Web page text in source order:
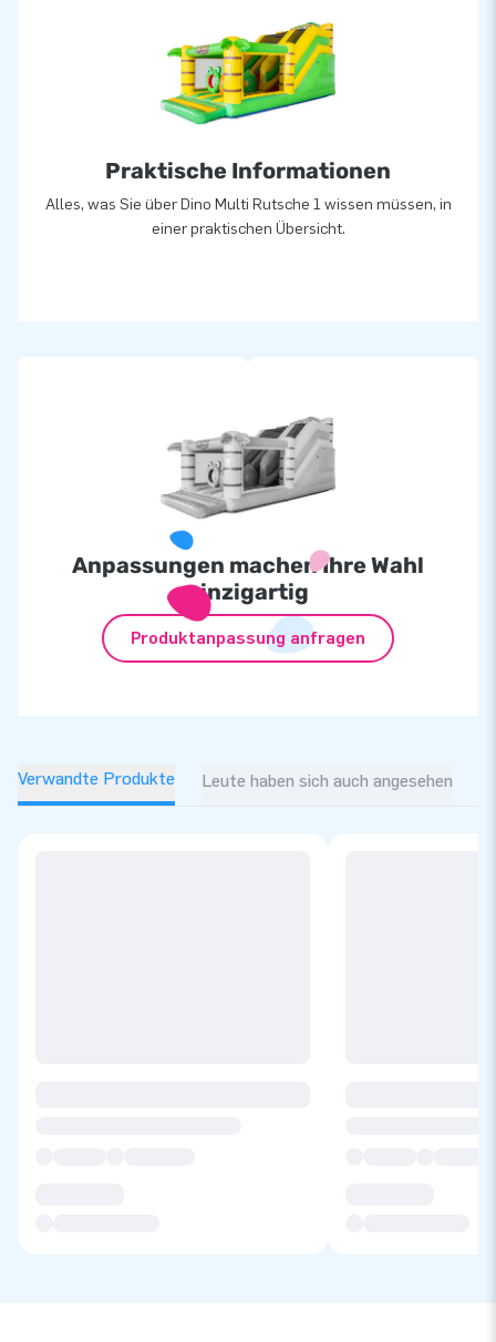
Gebläse und einer 5-Jahres-Garantie geliefert. Kaufen Sie
also schnell eine Hüpfburg mit einer großen Rutsche im
Thema bei JB Hüpfburg und lassen Sie die Party beginnen!
Praktische Informationen
Alles, was Sie über Dino Multi Rutsche 1 wissen müssen, in
einer praktischen Übersicht.
Anpassungen machen Ihre Wahl
einzigartig
Produktanpassung anfragen
Verwandte Produkte Leute haben sich auch angesehen